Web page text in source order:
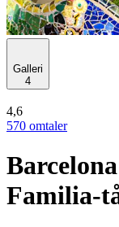
Galleri
4
4,6
570 omtaler
Familia-